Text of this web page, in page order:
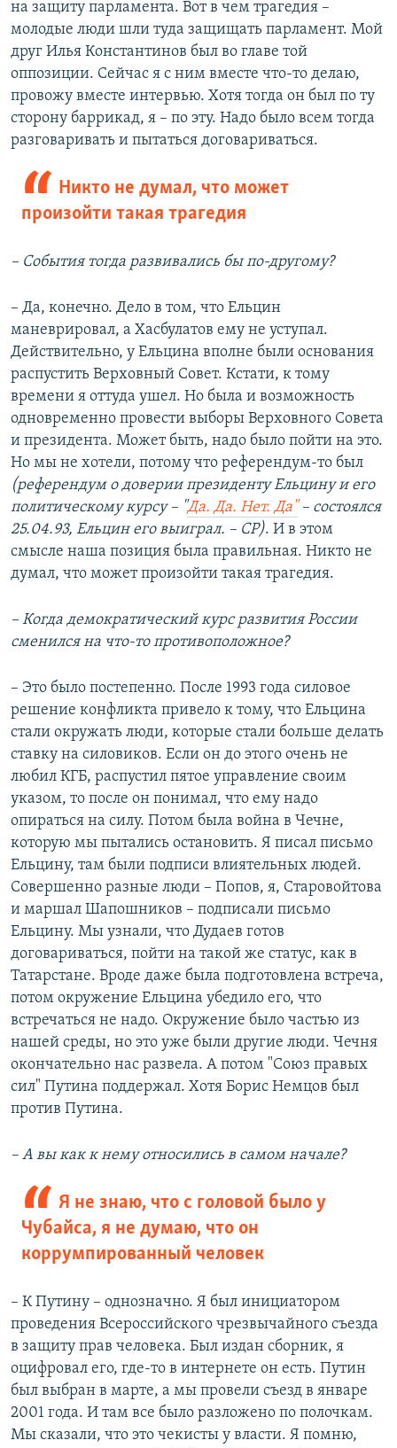
на защиту парламента. Вот в чем трагедия –
молодые люди шли туда защищать парламент. Мой
друг Илья Константинов был во главе той
оппозиции. Сейчас я с ним вместе что-то делаю,
провожу вместе интервью. Хотя тогда он был по ту
сторону баррикад, я – по эту. Надо было всем тогда
разговаривать и пытаться договариваться.
Никто не думал, что может
произойти такая трагедия
– События тогда развивались бы по-другому?
– Да, конечно. Дело в том, что Ельцин
маневрировал, а Хасбулатов ему не уступал.
Действительно, у Ельцина вполне были основания
распустить Верховный Совет. Кстати, к тому
времени я оттуда ушел. Но была и возможность
одновременно провести выборы Верховного Совета
и президента. Может быть, надо было пойти на это.
Но мы не хотели, потому что референдум-то был
(референдум о доверии президенту Ельцину и его
политическому курсу – "Да. Да. Нет. Да"– состоялся
25.04.93, Ельцин его выиграл. – СР). И в этом
смысле наша позиция была правильная. Никто не
думал, что может произойти такая трагедия.
– Когда демократический курс развития России
сменился на что-то противоположное?
– Это было постепенно. После 1993 года силовое
решение конфликта привело к тому, что Ельцина
стали окружать люди, которые стали больше делать
ставку на силовиков. Если он до этого очень не
любил КГБ, распустил пятое управление своим
указом, то после он понимал, что ему надо
опираться на силу. Потом была война в Чечне,
которую мы пытались остановить. Я писал письмо
Ельцину, там были подписи влиятельных людей.
Совершенно разные люди – Попов, я, Старовойтова
и маршал Шапошников – подписали письмо
Ельцину. Мы узнали, что Дудаев готов
договариваться, пойти на такой же статус, как в
Татарстане. Вроде даже была подготовлена встреча,
потом окружение Ельцина убедило его, что
встречаться не надо. Окружение было частью из
нашей среды, но это уже были другие люди. Чечня
окончательно нас развела. А потом "Союз правых
сил" Путина поддержал. Хотя Борис Немцов был
против Путина.
– А вы как к нему относились в самом начале?
Я не знаю, что с головой было у
Чубайса, я не думаю, что он
коррумпированный человек
– К Путину – однозначно. Я был инициатором
проведения Всероссийского чрезвычайного съезда
в защиту прав человека. Был издан сборник, я
оцифровал его, где-то в интернете он есть. Путин
был выбран в марте, а мы провели съезд в январе
2001 года. И там все было разложено по полочкам.
Мы сказали, что это чекисты у власти. Я помню,